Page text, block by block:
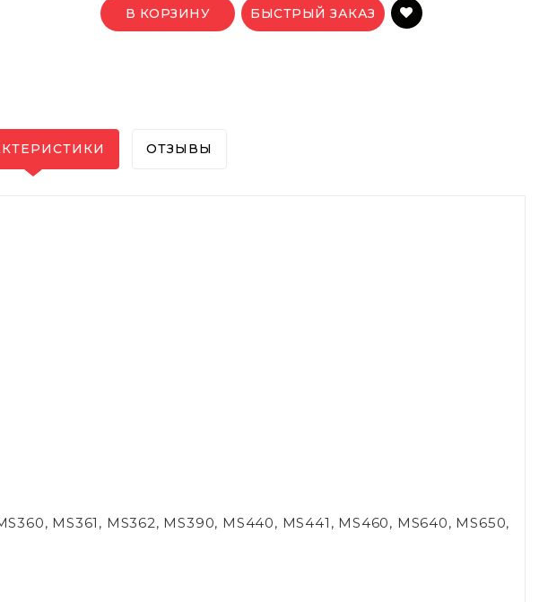
В КОРЗИНУ БЫСТРЫЙ ЗАКАЗ
ОТЗЫВЫ
MS361, MS362, MS390, MS440, MS441, MS460, MS640, MS650,